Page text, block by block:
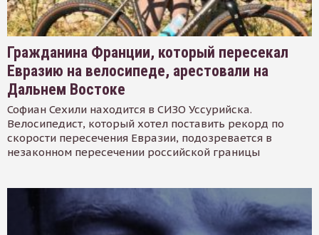
Гражданина Франции, который пересекал
Евразию на велосипеде, арестовали на
Дальнем Востоке
Софиан Сехили находится в СИЗО Уссурийска.
Велосипедист, который хотел поставить рекорд по
скорости пересечения Евразии, подозревается в
незаконном пересечении российской границы